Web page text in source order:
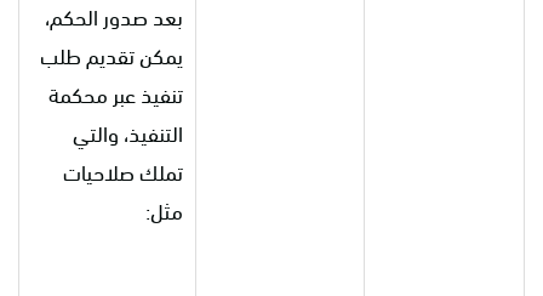
بعد صدور الحكم،
يمكن تقديم طلب
تنفيذ عبر محكمة
التنفيذ، والتي
تملك صلاحيات
مثل: